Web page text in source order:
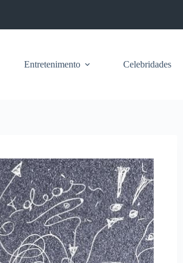
Entretenimento Celebridades